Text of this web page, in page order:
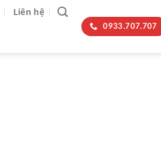
Liên hệ
0933.707.707